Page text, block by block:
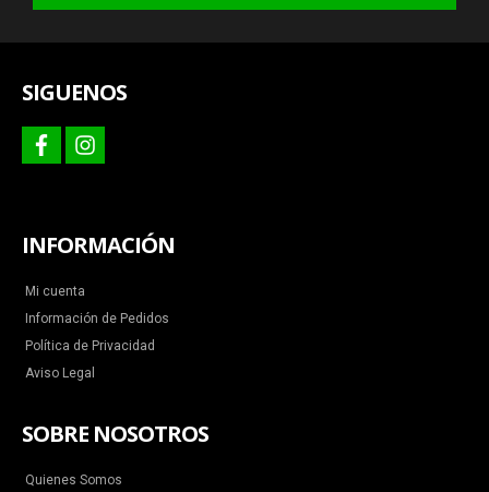
y
SIGUENOS
facebookinstagram
INFORMACIÓN
Mi cuenta
Información de Pedidos
Política de Privacidad
Aviso Legal
SOBRE NOSOTROS
Quienes Somos